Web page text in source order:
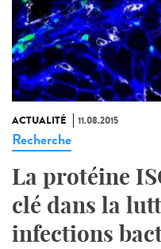
ACTUALITÉ 11.08.2015
Recherche
La protéine
clé dans la
infections